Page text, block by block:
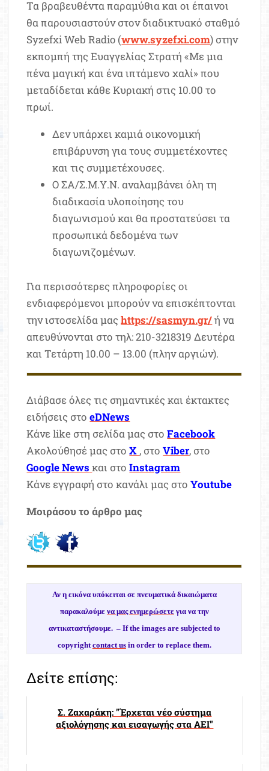
Τα βραβευθέντα παραμύθια και οι έπαινοι
θα παρουσιαστούν στον διαδικτυακό σταθμό
Syzefxi Web Radio (www.syzefxi.com) στην
εκπομπή της Ευαγγελίας Στρατή «Με μια
πένα μαγική και ένα ιπτάμενο χαλί» που
μεταδίδεται κάθε Κυριακή στις 10.00 το
πρωί.
Δεν υπάρχει καμιά οικονομική
επιβάρυνση για τους συμμετέχοντες
και τις συμμετέχουσες.
Ο ΣΑ/Σ.Μ.Υ.Ν. αναλαμβάνει όλη τη
διαδικασία υλοποίησης του
διαγωνισμού και θα προστατεύσει τα
προσωπικά δεδομένα των
διαγωνιζομένων.
Για περισσότερες πληροφορίες οι
ενδιαφερόμενοι μπορούν να επισκέπτονται
την ιστοσελίδα μαςhttps://sasmyn.gr/ή να
απευθύνονται στο τηλ: 210-3218319 Δευτέρα
και Τετάρτη 10.00 – 13.00 (πλην αργιών).
Διάβασε όλες τις σημαντικές και έκτακτες
ειδήσεις στοeDNews
Κάνε like στη σελίδα μας στοFacebook
Ακολούθησέ μας στοX , στοViber, στο
Google News και στοInstagram
Κάνε εγγραφή στο κανάλι μας στοYoutube
Μοιράσου το άρθρο μας
Αν η εικόνα υπόκειται σε πνευματικά δικαιώματα
παρακαλούμε να μας ενημερώσετεγια να την
αντικαταστήσουμε. – If the images are subjected to
copyrightcontact usin order to replace them.
Δείτε επίσης:
Σ. Ζαχαράκη: "Έρχεται νέο σύστημα
αξιολόγησης και εισαγωγής στα ΑΕΙ"